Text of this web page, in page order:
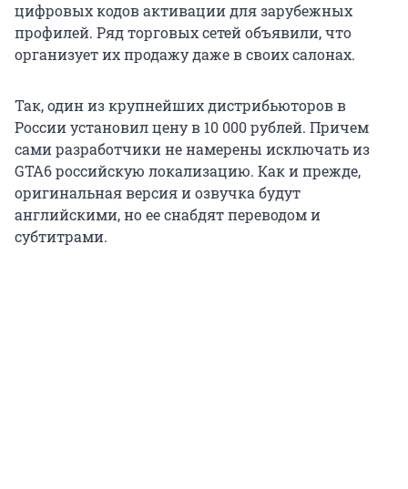
цифровых кодов активации для зарубежных
профилей. Ряд торговых сетей объявили, что
организует их продажу даже в своих салонах.
Так, один из крупнейших дистрибьюторов в
России установил цену в 10 000рублей. Причем
сами разработчики не намерены исключать из
GTA6 российскую локализацию. Как и прежде,
оригинальная версия и озвучка будут
английскими, но ее снабдят переводом и
субтитрами.